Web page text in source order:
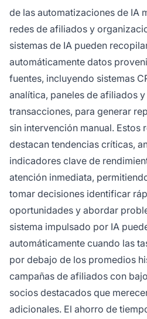
de las automatizaciones de IA
redes de afiliados y
sistemas de IA pueden
automáticamente datos
fuentes, incluyendo sistemas
analítica, paneles de afiliados
transacciones, para generar
sin intervención manual. Estos
destacan tendencias críticas,
indicadores clave de
atención inmediata,
tomar decisiones identificar
oportunidades y abordar
sistema impulsado por IA
automáticamente cuando las
por debajo de los promedios
campañas de afiliados con
socios destacados que
adicionales. El ahorro de